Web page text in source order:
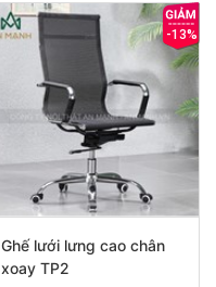
Ghế lưới lưng cao chân
xoay TP2
-13%